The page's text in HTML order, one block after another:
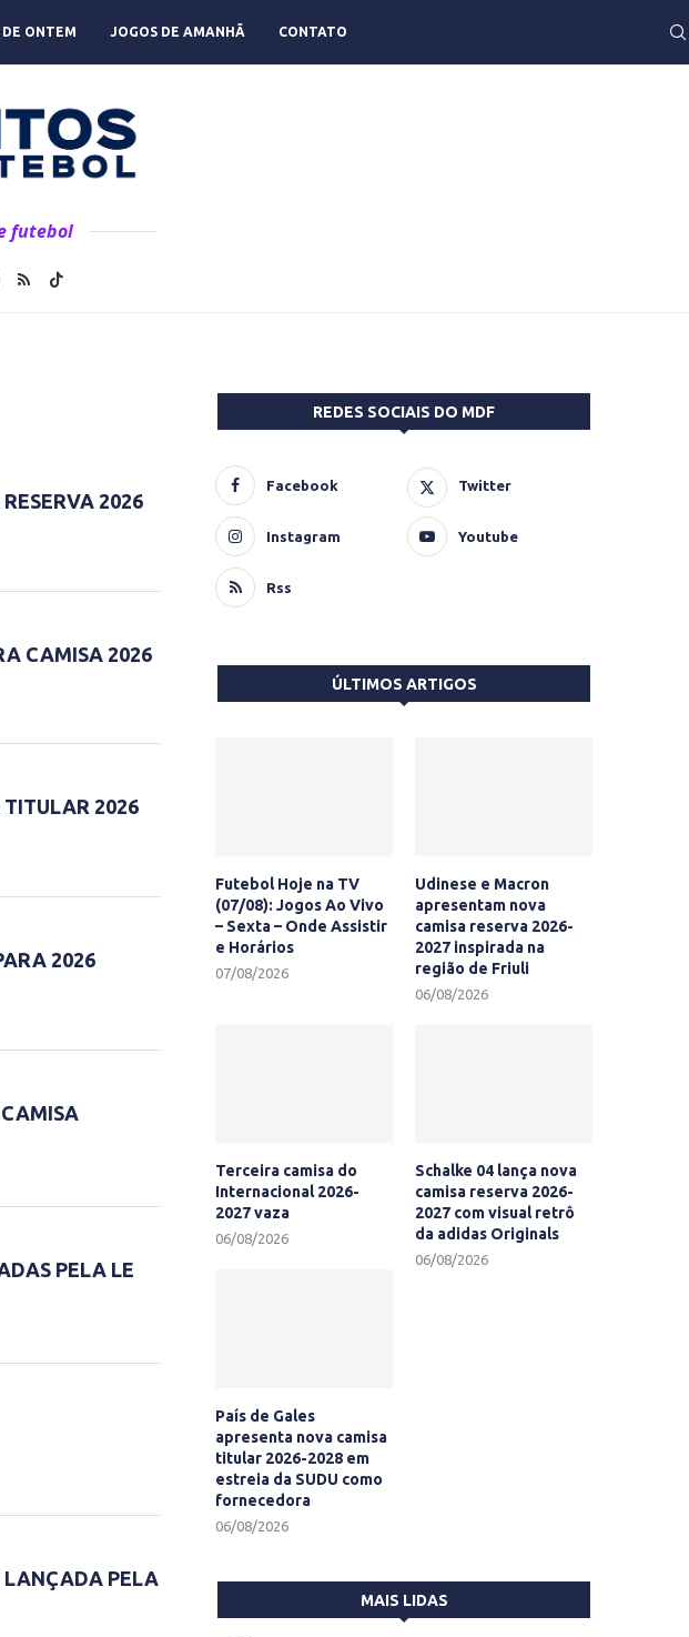
ONTEM JOGOS DE AMANHÃ CONTATO
futebol
2026
CAMISA 2026
2026
2026
PELA LE
LANÇADA PELA
REDES SOCIAIS DO MDF
Facebook Twitter
Instagram Youtube
Rss
ÚLTIMOS ARTIGOS
Futebol Hoje na TV
(07/08): Jogos Ao Vivo
– Sexta – Onde Assistir
e Horários
07/08/2026
Udinese e Macron
apresentam nova
camisa reserva 2026-
2027 inspirada na
região de Friuli
06/08/2026
Terceira camisa do
Internacional 2026-
2027 vaza
06/08/2026
Schalke 04 lança nova
camisa reserva 2026-
2027 com visual retrô
da adidas Originals
06/08/2026
País de Gales
apresenta nova camisa
titular 2026-2028 em
estreia da SUDU como
fornecedora
06/08/2026
MAIS LIDAS